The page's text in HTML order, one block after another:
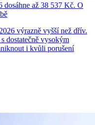
dosáhne až 38 537 Kč. O
výrazně vyšší než dřív.
dostatečně vysokým
i kvůli porušení